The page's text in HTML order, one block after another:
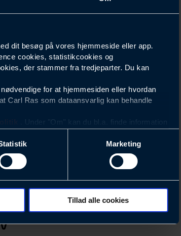
dit besøg på vores hjemmeside eller app.
cookies, statistikcookies og
der stammer fra tredjeparter. Du kan
for at hjemmesiden eller hvordan
Carl Ras som dataansvarlig kan behandle
. Under "Om" kan du bl.a. finde information
og effektiviteten af vores
populære, og som derfor skal være nemme at
browsertype, søgeord, IP-adresse,
der anvendes.
om dit foretrukne sprog, og den
Marketing
Tillad alle cookies